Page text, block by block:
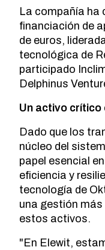
La compañía ha
financiación de
de euros,
tecnológica de
participado
Delphinus
Un activo
Dado que los
núcleo del
papel esencial
eficiencia y
tecnología de
una gestión
estos activos.
"En Elewit,